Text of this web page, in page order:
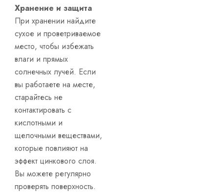
Хранение и защита
При хранении найдите
сухое и проветриваемое
место, чтобы избежать
влаги и прямых
солнечных лучей. Если
вы работаете на месте,
старайтесь не
контактировать с
кислотными и
щелочными веществами,
которые повлияют на
эффект цинкового слоя.
Вы можете регулярно
проверять поверхность.